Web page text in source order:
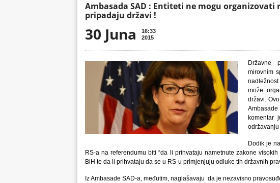
Ambasada SAD : Entiteti ne mogu
pripadaju državi !
30 Juna
16:33
2015
Državne
mirovnim
može
državi.
Ambasade
komentar
Dodik je
RS-a na referendumu biti “da li prihvataju nametnute zakone
BiH te da li prihvataju da se u RS-u primjenjuju odluke tih državnih
Iz Ambasade SAD-a, međutim, naglašavaju da je nezavisno